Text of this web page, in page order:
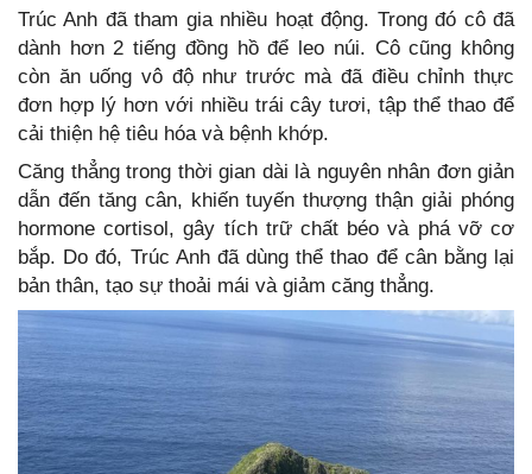
Trúc Anh đã tham gia nhiều hoạt động. Trong đó cô đã
dành hơn 2 tiếng đồng hồ để leo núi. Cô cũng không
còn ăn uống vô độ như trước mà đã điều chỉnh thực
đơn hợp lý hơn với nhiều trái cây tươi, tập thể thao để
cải thiện hệ tiêu hóa và bệnh khớp.
Căng thẳng trong thời gian dài là nguyên nhân đơn giản
dẫn đến tăng cân, khiến tuyến thượng thận giải phóng
hormone cortisol, gây tích trữ chất béo và phá vỡ cơ
bắp. Do đó, Trúc Anh đã dùng thể thao để cân bằng lại
bản thân, tạo sự thoải mái và giảm căng thẳng.